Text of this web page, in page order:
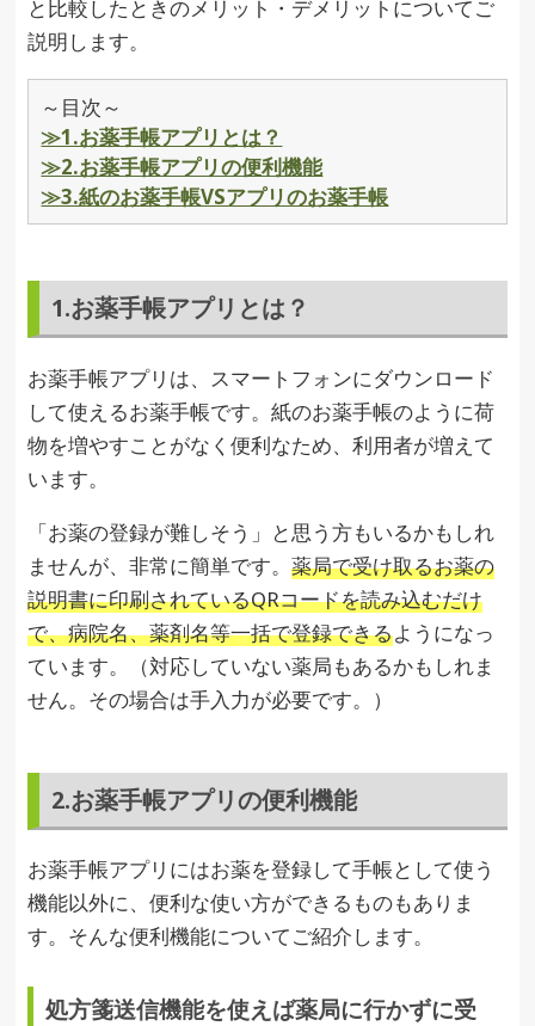
と比較したときのメリット・デメリットについてご
説明します。
～目次～
≫1.お薬手帳アプリとは？
≫2.お薬手帳アプリの便利機能
≫3.紙のお薬手帳VSアプリのお薬手帳
1.お薬手帳アプリとは？
お薬手帳アプリは、スマートフォンにダウンロード
して使えるお薬手帳です。紙のお薬手帳のように荷
物を増やすことがなく便利なため、利用者が増えて
います。
「お薬の登録が難しそう」と思う方もいるかもしれ
ませんが、非常に簡単です。薬局で受け取るお薬の
説明書に印刷されているQRコードを読み込むだけ
で、病院名、薬剤名等一括で登録できるようになっ
ています。（対応していない薬局もあるかもしれま
せん。その場合は手入力が必要です。）
2.お薬手帳アプリの便利機能
お薬手帳アプリにはお薬を登録して手帳として使う
機能以外に、便利な使い方ができるものもありま
す。そんな便利機能についてご紹介します。
処方箋送信機能を使えば薬局に行かずに受